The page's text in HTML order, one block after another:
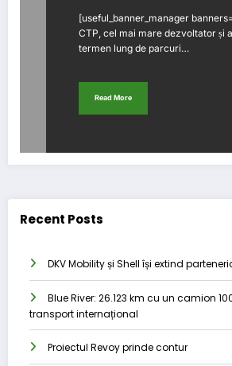
[useful_banner_manager
CTP, cel mai mare dezvoltator și
termen lung de parcuri…
Read More
Recent Posts
DKV Mobility și Shell își extind
Blue River: 26.123 km cu un camion
transport internațional
Proiectul Revoy prinde contur